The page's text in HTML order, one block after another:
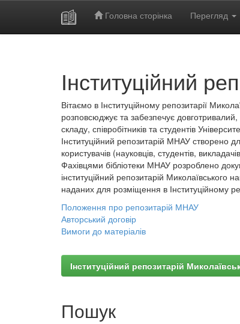
Головна сторінка Перегляд
Інституційний
Вітаємо в Інституційному репозитарії
розповсюджує та забезпечує
складу, співробітників та студентів
Інституційний репозитарій МНАУ створено
користувачів (науковців, студентів,
Фахівцями бібліотеки МНАУ розроблено
інституційний репозитарій Миколаївського
наданих для розміщення в Інституційному
Положення про репозитарій МНАУ
Авторський договір
Вимоги до матеріалів
Інституційний репозитарій
Пошук